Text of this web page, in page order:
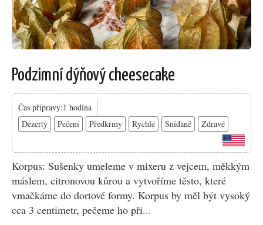
Podzimní dýňový cheesecake
Čas přípravy:1 hodina
Dezerty
Pečení Předkrmy Rychlé Snídaně Zdravé
Korpus: Sušenky umeleme v mixeru z vejcem, měkkým
máslem, citronovou kůrou a vytvoříme těsto, které
vmačkáme do dortové formy. Korpus by měl být vysoký
cca 3 centimetr, pečeme ho při...